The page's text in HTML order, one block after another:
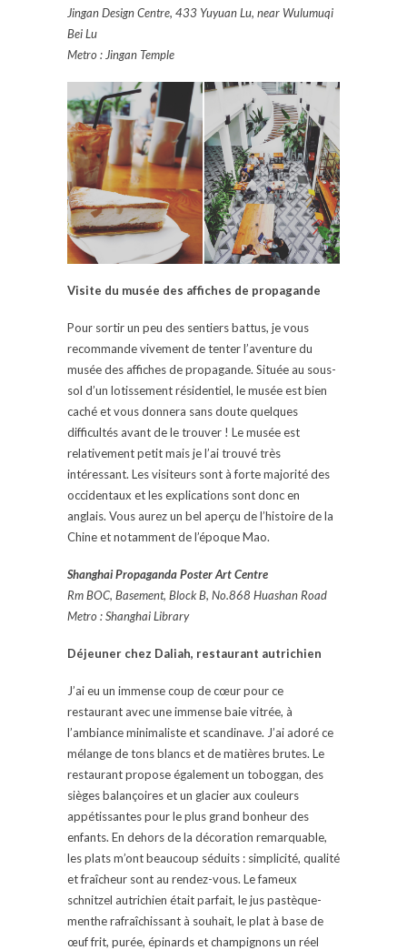
Jingan Design Centre, 433 Yuyuan Lu, near Wulumuqi
Bei Lu
Metro : Jingan Temple
Visite du musée des affiches de propagande
Pour sortir un peu des sentiers battus, je vous
recommande vivement de tenter l’aventure du
musée des affiches de propagande. Située au sous-
sol d’un lotissement résidentiel, le musée est bien
caché et vous donnera sans doute quelques
difficultés avant de le trouver ! Le musée est
relativement petit mais je l’ai trouvé très
intéressant. Les visiteurs sont à forte majorité des
occidentaux et les explications sont donc en
anglais. Vous aurez un bel aperçu de l’histoire de la
Chine et notamment de l’époque Mao.
Shanghai Propaganda Poster Art Centre
Rm BOC, Basement, Block B, No.868 Huashan Road
Metro : Shanghai Library
Déjeuner chez Daliah, restaurant autrichien
J’ai eu un immense coup de cœur pour ce
restaurant avec une immense baie vitrée, à
l’ambiance minimaliste et scandinave. J’ai adoré ce
mélange de tons blancs et de matières brutes. Le
restaurant propose également un toboggan, des
sièges balançoires et un glacier aux couleurs
appétissantes pour le plus grand bonheur des
enfants. En dehors de la décoration remarquable,
les plats m’ont beaucoup séduits : simplicité, qualité
et fraîcheur sont au rendez-vous. Le fameux
schnitzel autrichien était parfait, le jus pastèque-
menthe rafraîchissant à souhait, le plat à base de
œuf frit, purée, épinards et champignons un réel